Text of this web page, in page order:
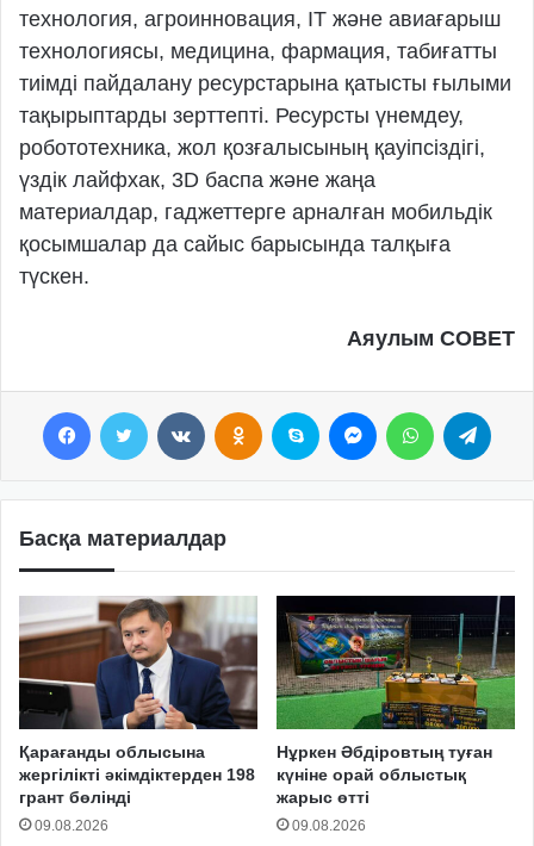
технология, агроинновация, ІТ және авиағарыш
технологиясы, медицина, фармация, табиғатты
тиімді пайдалану ресурстарына қатысты ғылыми
тақырыптарды зерттепті. Ресурсты үнемдеу,
робототехника, жол қозғалысының қауіпсіздігі,
үздік лайфхак, 3D баспа және жаңа
материалдар, гаджеттерге арналған мобильдік
қосымшалар да сайыс барысында талқыға
түскен.
Аяулым СОВЕТ
Басқа материалдар
Қарағанды облысына
жергілікті әкімдіктерден 198
грант бөлінді
09.08.2026
Нұркен Әбдіровтың туған
күніне орай облыстық
жарыс өтті
09.08.2026